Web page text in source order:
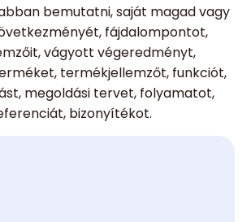
bemutatni, saját magad vagy
fájdalompontot,
vágyott végeredményt,
termékjellemzőt, funkciót,
megoldási tervet, folyamatot,
bizonyítékot.